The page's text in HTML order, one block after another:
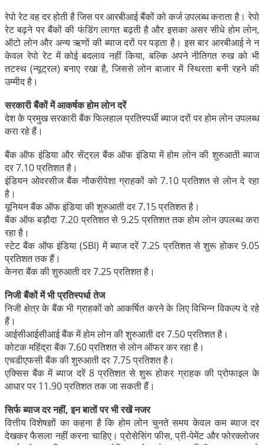
रेपो रेट वह दर होती है जिस पर आरबीआई बैंकों को कर्ज उपलब्ध कराता है। रेपो
रेट बढ़ने पर बैंकों की फंडिंग लागत बढ़ती है और इसका असर सीधे होम लोन,
ऑटो लोन और अन्य ऋणों की ब्याज दरों पर पड़ता है। इस बार आरबीआई ने न
केवल रेपो रेट में कोई बदलाव नहीं किया, बल्कि अपने नीतिगत रुख को भी
तटस्थ (न्यूट्रल) बनाए रखा है, जिससे लोन बाजार में स्थिरता बनी रहने की
उम्मीद है।
सरकारी बैंकों में आकर्षक होम लोन दरें
देश के प्रमुख सरकारी बैंक फिलहाल प्रतिस्पर्धी ब्याज दरों पर होम लोन उपलब्ध
करा रहे हैं।
बैंक ऑफ इंडिया और सेंट्रल बैंक ऑफ इंडिया में होम लोन की शुरुआती ब्याज
दर 7.10 प्रतिशत है।
इंडियन ओवरसीज बैंक नौकरीपेशा ग्राहकों को 7.10 प्रतिशत से लोन दे रहा
है।
यूनियन बैंक ऑफ इंडिया की शुरुआती दर 7.15 प्रतिशत है।
बैंक ऑफ बड़ौदा 7.20 प्रतिशत से 9.25 प्रतिशत तक होम लोन उपलब्ध करा
रहा है।
स्टेट बैंक ऑफ इंडिया (SBI) में ब्याज दरें 7.25 प्रतिशत से शुरू होकर 9.05
प्रतिशत तक हैं।
केनरा बैंक की शुरुआती दर 7.25 प्रतिशत है।
निजी बैंकों में भी प्रतिस्पर्धा तेज
निजी क्षेत्र के बैंक भी ग्राहकों को आकर्षित करने के लिए विभिन्न विकल्प दे रहे
हैं।
आईसीआईसीआई बैंक में होम लोन की शुरुआती दर 7.50 प्रतिशत है।
कोटक महिंद्रा बैंक 7.60 प्रतिशत से लोन ऑफर कर रहा है।
एचडीएफसी बैंक की शुरुआती दर 7.75 प्रतिशत है।
एक्सिस बैंक में ब्याज दरें 8 प्रतिशत से शुरू होकर ग्राहक की प्रोफाइल के
आधार पर 11.90 प्रतिशत तक जा सकती हैं।
सिर्फ ब्याज दर नहीं, इन बातों पर भी रखें नजर
वित्तीय विशेषज्ञों का कहना है कि होम लोन चुनते समय केवल कम ब्याज दर
देखकर फैसला नहीं करना चाहिए। प्रोसेसिंग फीस, प्री-पेमेंट और फोरक्लोजर